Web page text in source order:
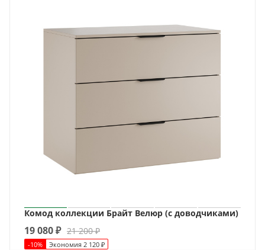
Комод коллекции Брайт Велюр (с доводчиками)
19 080₽ 21 200₽
-10% Экономия 2 120 ₽